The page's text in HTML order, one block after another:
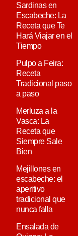
Sardinas en
Escabeche: La
Receta que Te
Hará Viajar en el
Tiempo
Pulpo a Feira:
Receta
Tradicional paso
a paso
Merluza a la
Vasca: La
Receta que
Siempre Sale
Bien
Mejillones en
escabeche: el
aperitivo
tradicional que
nunca falla
Ensalada de